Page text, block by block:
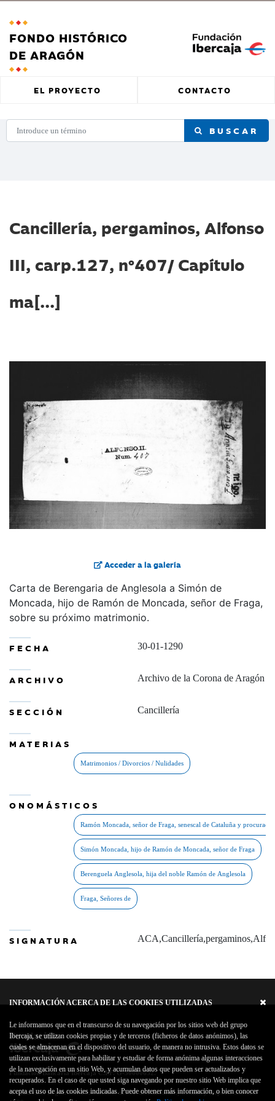
INFORMACIÓN ACERCA DE LAS COOKIES UTILIZADAS
Le informamos que en el transcurso de su navegación por los sitios web del grupo
Ibercaja, se utilizan cookies propias y de terceros (ficheros de datos anónimos), las
cuales se almacenan en el dispositivo del usuario, de manera no intrusiva. Estos datos se
utilizan exclusivamente para habilitar y estudiar de forma anónima algunas interacciones
de la navegación en un sitio Web, y acumulan datos que pueden ser actualizados y
recuperados. En el caso de que usted siga navegando por nuestro sitio Web implica que
acepta el uso de las cookies indicadas. Puede obtener más información, o bien conocer
FONDO HISTÓRICO
DE ARAGÓN
EL PROYECTO CONTACTO
BUSCAR
Cancillería, pergaminos, Alfonso
III, carp.127, nº407/ Capítulo
ma[...]
Acceder a la galería
Carta de Berengaria de Anglesola a Simón de
Moncada, hijo de Ramón de Moncada, señor de Fraga,
sobre su próximo matrimonio.
FECHA 30-01-1290
ARCHIVO Archivo de la Corona de Aragón
SECCIÓN Cancillería
MATERIAS
ONOMÁSTICOS
SIGNATURA
Fundación Bancaria Ibercaja C.I.F. G-50000652.
Inscrita en el Registro de Fundaciones del Mº de Educación, Cultura y Deporte con el nº